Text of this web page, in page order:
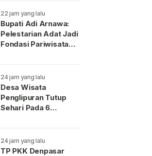
22 jam yang lalu
Bupati Adi Arnawa:
Pelestarian Adat Jadi
Fondasi Pariwisata
24 jam yang lalu
Desa Wisata
Penglipuran Tutup
Sehari Pada 6
Melasti
24 jam yang lalu
TP PKK Denpasar